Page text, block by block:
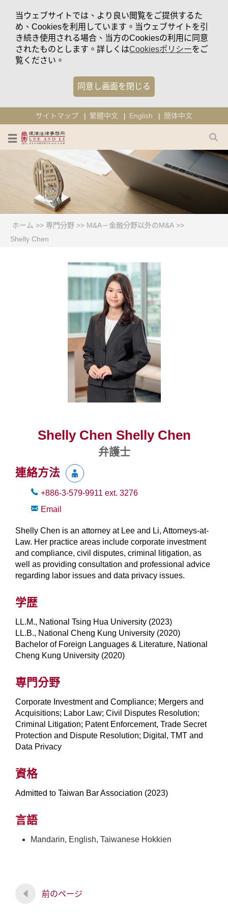
当ウェブサイトでは、より良い閲覧をご提供するた
め、Cookiesを利用しています。当ウェブサイトを引
き続き使用される場合、当方のCookiesの利用に同意
されたものとします。詳しくはCookiesポリシーをご
覧ください。
同意し画面を閉じる
サイトマップ 繁體中文 English 簡体中文
ホーム >> 専門分野 >> M&A－金融分野以外のM&A >>
Shelly Chen
Shelly Chen Shelly Chen
弁護士
連絡方法
+886-3-579-9911 ext. 3276
Email
Shelly Chen is an attorney at Lee and Li, Attorneys-at-
Law. Her practice areas include corporate investment
and compliance, civil disputes, criminal litigation, as
well as providing consultation and professional advice
regarding labor issues and data privacy issues.
学歴
LL.M., National Tsing Hua University (2023)
LL.B., National Cheng Kung University (2020)
Bachelor of Foreign Languages & Literature, National
Cheng Kung University (2020)
専門分野
Corporate Investment and Compliance; Mergers and
Acquisitions; Labor Law; Civil Disputes Resolution;
Criminal Litigation; Patent Enforcement, Trade Secret
Protection and Dispute Resolution; Digital, TMT and
Data Privacy
資格
Admitted to Taiwan Bar Association (2023)
言語
Mandarin, English, Taiwanese Hokkien
前のページ